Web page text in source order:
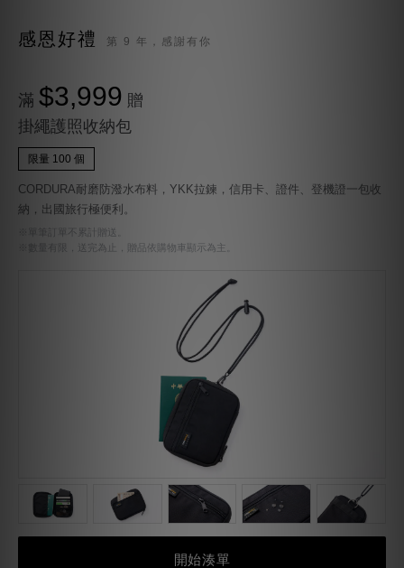
感恩好禮 第 9 年，感謝有你
滿 $3,999 贈
掛繩護照收納包
限量 100 個
CORDURA耐磨防潑水布料，YKK拉鍊，信用卡、證件、登機證一包收
納，出國旅行極便利。
※單筆訂單不累計贈送。
※數量有限，送完為止，贈品依購物車顯示為主。
開始湊單